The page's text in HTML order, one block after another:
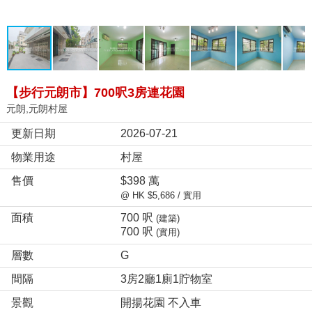
【步行元朗市】700呎3房連花園
元朗,元朗村屋
更新日期
2026-07-21
物業用途
村屋
售價
$398 萬
@ HK $5,686 / 實用
面積 700 呎 (建築)
700 呎 (實用)
層數
G
間隔
3房2廳1廁1貯物室
景觀
開揚花園 不入車